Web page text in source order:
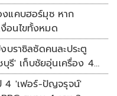
งแคบฮอร์มุซ หาก
อนไขทั้งหมด
ราซิลซัดคนละประตู
รี' เก็บชัยอุ่นเครื่อง 4
4 'เฟอร์-ปัญจรุจน์'